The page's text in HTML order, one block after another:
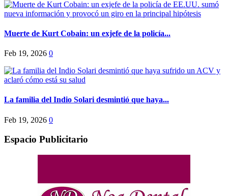
Muerte de Kurt Cobain: un exjefe de la policía...
Feb 19, 2026 0
La familia del Indio Solari desmintió que haya...
Feb 19, 2026 0
Espacio Publicitario